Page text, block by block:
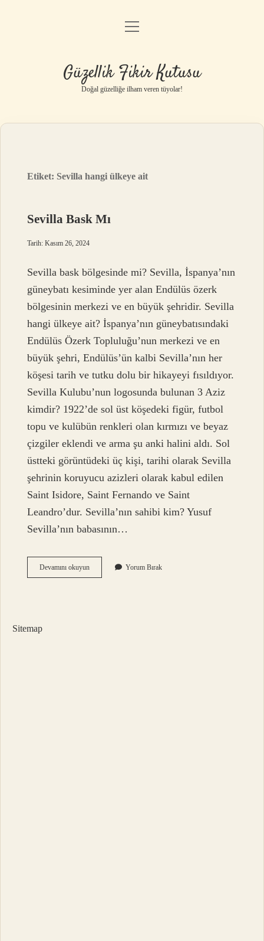
Anasayfa
Yasal Uyarı
menüyü
Güzellik Fikir Kutusu
Doğal güzelliğe ilham veren tüyolar!
Etiket: Sevilla hangi ülkeye ait
Sevilla Bask Mı
Tarih: Kasım 26, 2024
Sevilla bask bölgesinde mi? Sevilla, İspanya’nın
güneybatı kesiminde yer alan Endülüs özerk
bölgesinin merkezi ve en büyük şehridir. Sevilla
hangi ülkeye ait? İspanya’nın güneybatısındaki
Endülüs Özerk Topluluğu’nun merkezi ve en
büyük şehri, Endülüs’ün kalbi Sevilla’nın her
köşesi tarih ve tutku dolu bir hikayeyi fısıldıyor.
Sevilla Kulubu’nun logosunda bulunan 3 Aziz
kimdir? 1922’de sol üst köşedeki figür, futbol
topu ve kulübün renkleri olan kırmızı ve beyaz
çizgiler eklendi ve arma şu anki halini aldı. Sol
üstteki görüntüdeki üç kişi, tarihi olarak Sevilla
şehrinin koruyucu azizleri olarak kabul edilen
Saint Isidore, Saint Fernando ve Saint
Leandro’dur. Sevilla’nın sahibi kim? Yusuf
Sevilla’nın babasının…
Devamını okuyunSevilla
Bask
Yorum Bırak
Sitemap